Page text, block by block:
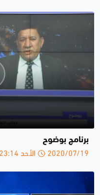
برنامج بوضوح
2020/07/19 الأحد 23:14 م